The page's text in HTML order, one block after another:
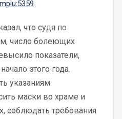
что судя по
число болеющих
показатели,
этого года.
указаниям
маски во храме и
соблюдать требования